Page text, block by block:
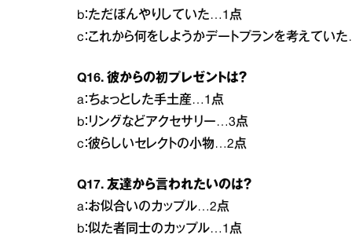
b：ただぼんやりしていた…1点
c：これから何をしようかデートプランを考えてい
Q16. 彼からの初プレゼントは？
a：ちょっとした手土産…1点
b：リングなどアクセサリー…3点
c：彼らしいセレクトの小物…2点
Q17. 友達から言われたいのは？
a：お似合いのカップル…2点
b：似た者同士のカップル…1点